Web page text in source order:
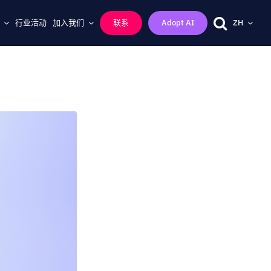
行业活动 加入我们 联系 Adopt AI ZH